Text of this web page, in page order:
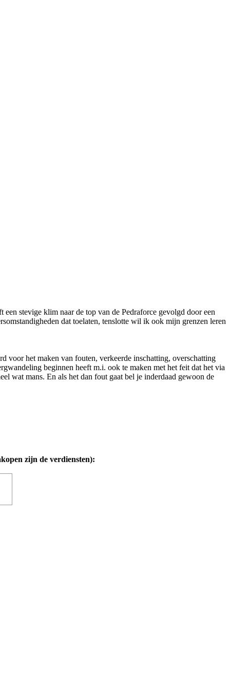
stevige klim naar de top van de Pedraforce gevolgd door een
dat toelaten, tenslotte wil ik ook mijn grenzen leren
voor het maken van fouten, verkeerde inschatting, overschatting
beginnen heeft m.i. ook te maken met het feit dat het via
wat mans. En als het dan fout gaat bel je inderdaad gewoon de
zijn de verdiensten):